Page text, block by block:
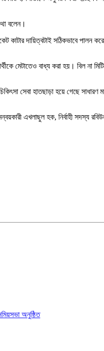
বলেন।
দায়িত্বটাই সঠিকভাবে
মেটাতেও বাধ্য করা হয়। বিল
সেবা হাতছাড়া হয়ে গেছে
এখলাছুল হক, নির্বাহী সদস্য
অনুষ্ঠিত